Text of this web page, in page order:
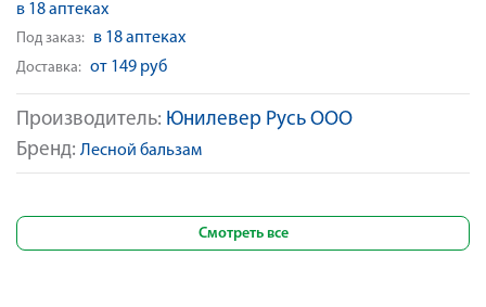
Производитель: Юнилевер Русь ООО
Бренд: Лесной бальзам
в 18 аптеках
Под заказ: в 18 аптеках
Доставка: от 149 руб
Смотреть все